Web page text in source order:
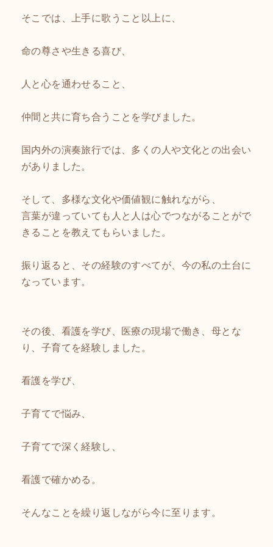
そこでは、上手に歌うこと以上に、
命の尊さや生きる喜び、
人と心を通わせること、
仲間と共に育ち合うことを学びました。
国内外の演奏旅行では、多くの人や文化との出会い
がありました。
そして、多様な文化や価値観に触れながら、
言葉が違っていても人と人は心でつながることがで
きることを教えてもらいました。
振り返ると、その経験のすべてが、今の私の土台に
なっています。
その後、看護を学び、医療の現場で働き、母とな
り、子育てを経験しました。
看護を学び、
子育てで悩み、
子育てで深く経験し、
看護で確かめる。
そんなことを繰り返しながら今に至ります。